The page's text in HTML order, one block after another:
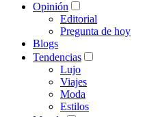
Opinión
Editorial
Pregunta de hoy
Blogs
Tendencias
Lujo
Viajes
Moda
Estilos